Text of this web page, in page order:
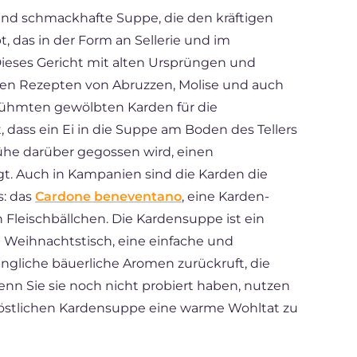
schmackhafte Suppe, die den kräftigen
das in der Form an Sellerie und im
Gericht mit alten Ursprüngen und
Rezepten von Abruzzen, Molise und auch
gewölbten Karden für die
ein Ei in die Suppe am Boden des Tellers
darüber gegossen wird, einen
Auch in Kampanien sind die Karden die
das Cardone beneventano, eine Karden-
Die Kardensuppe ist ein
eine einfache und
bäuerliche Aromen zurückruft, die
Sie sie noch nicht probiert haben, nutzen
Kardensuppe eine warme Wohltat zu